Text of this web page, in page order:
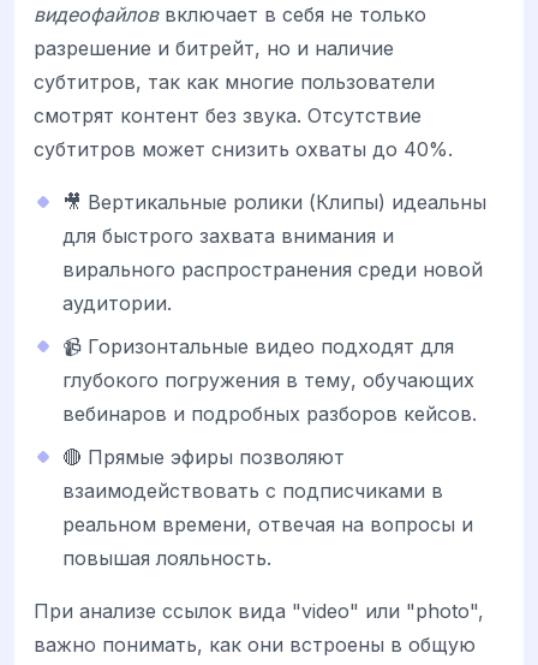
видеофайловвключает в себя не только
разрешение и битрейт, но и наличие
субтитров, так как многие пользователи
смотрят контент без звука. Отсутствие
субтитров может снизить охваты до 40%.
🎥 Вертикальные ролики (Клипы) идеальны
для быстрого захвата внимания и
вирального распространения среди новой
аудитории.
📹 Горизонтальные видео подходят для
глубокого погружения в тему, обучающих
вебинаров и подробных разборов кейсов.
🔴 Прямые эфиры позволяют
взаимодействовать с подписчиками в
реальном времени, отвечая на вопросы и
повышая лояльность.
При анализе ссылок вида "video" или "photo",
важно понимать, как они встроены в общую